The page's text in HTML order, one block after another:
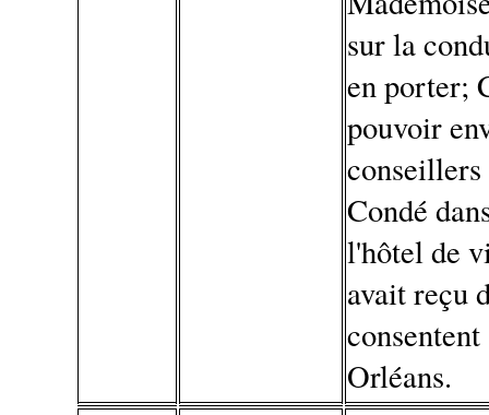
sur la
en porter;
pouvoir
Condé
l'hôtel de
avait reçu
Orléans.